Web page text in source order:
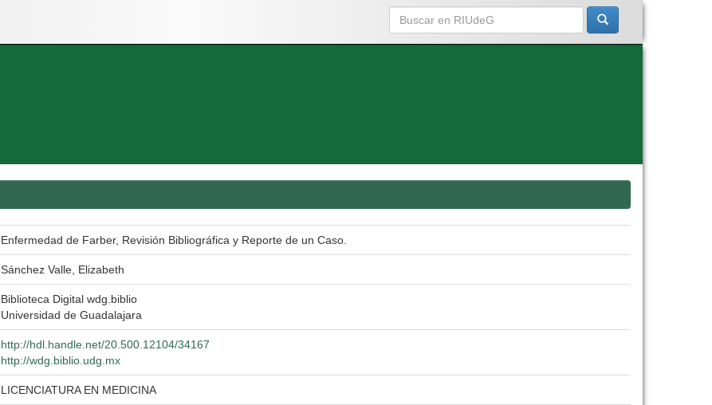
Enfermedad de Farber, Revisión Bibliográfica y Reporte de un Caso.
Sánchez Valle, Elizabeth
Biblioteca Digital wdg.biblio
Universidad de Guadalajara
http://hdl.handle.net/20.500.12104/34167
http://wdg.biblio.udg.mx
LICENCIATURA EN MEDICINA